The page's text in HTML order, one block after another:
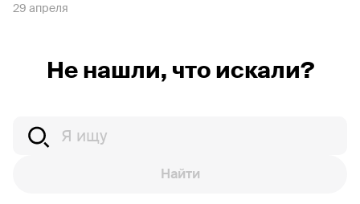
29 апреля
Не нашли, что искали?
Найти